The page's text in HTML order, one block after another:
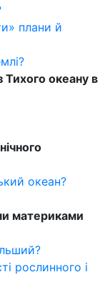
плани й
Тихого океану в
океан?
материками
рослинного і